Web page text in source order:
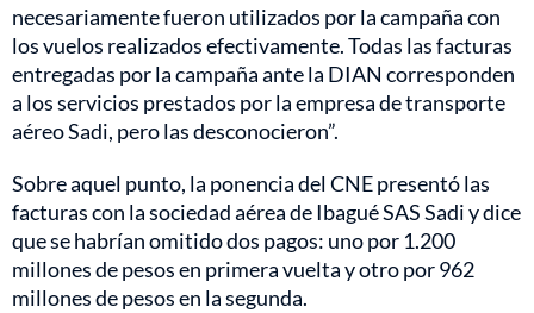
necesariamente fueron utilizados por la campaña con
los vuelos realizados efectivamente. Todas las facturas
entregadas por la campaña ante la DIAN corresponden
a los servicios prestados por la empresa de transporte
aéreo Sadi, pero las desconocieron”.
Sobre aquel punto, la ponencia del CNE presentó las
facturas con la sociedad aérea de Ibagué SAS Sadi y dice
que se habrían omitido dos pagos: uno por 1.200
millones de pesos en primera vuelta y otro por 962
millones de pesos en la segunda.